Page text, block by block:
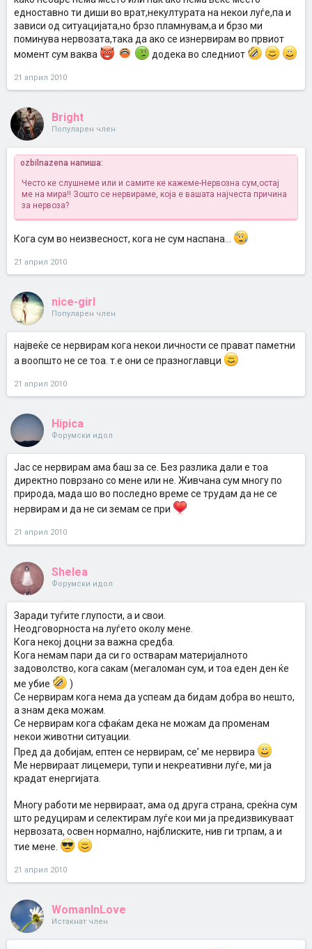
едноставно ти диши во врат,некултурата на некои луѓe,па и
зависи од ситуацијата,но брзо пламнувам,а и брзо ми
поминува нервозата,така да ако се изнервирам во првиот
момент сум ваква
додека во следниот
21 април 2010
Bright
Популарен член
ozbilnazena напиша:
Често ке слушнеме или и самите ке кажеме-Нервозна сум,остај
ме на мира!! Зошто се нервираме, која е вашата најчеста причина
за нервоза?
Кога сум во неизвесност, кога не сум наспана...
21 април 2010
nice-girl
Популарен член
највеќе се нервирам кога некои личности се прават паметни
а воопшто не се тоа. т.е они се празноглавци
21 април 2010
Hipica
Форумски идол
Јас се нервирам ама баш за се. Без разлика дали е тоа
директно поврзано со мене или не. Живчана сум многу по
природа, мада шо во последно време се трудам да не се
нервирам и да не си земам се при
21 април 2010
Shelea
Форумски идол
Заради туѓите глупости, а и свои.
Неодговорноста на луѓето околу мене.
Кога некој доцни за важна средба.
Кога немам пари да си го остварам материјалното
задоволство, кога сакам (мегаломан сум, и тоа еден ден ќе
ме убие
)
Се нервирам кога нема да успеам да бидам добра во нешто,
а знам дека можам.
Се нервирам кога сфаќам дека не можам да променам
некои животни ситуации.
Пред да добијам, ептен се нервирам, се’ ме нервира
Ме нервираат лицемери, тупи и некреативни луѓе, ми ја
крадат енергијата.
Многу работи ме нервираат, ама од друга страна, среќна сум
што редуцирам и селектирам луѓе кои ми ја предизвикуваат
нервозата, освен нормално, најблиските, нив ги трпам, а и
тие мене.
21 април 2010
WomanInLove
Истакнат член